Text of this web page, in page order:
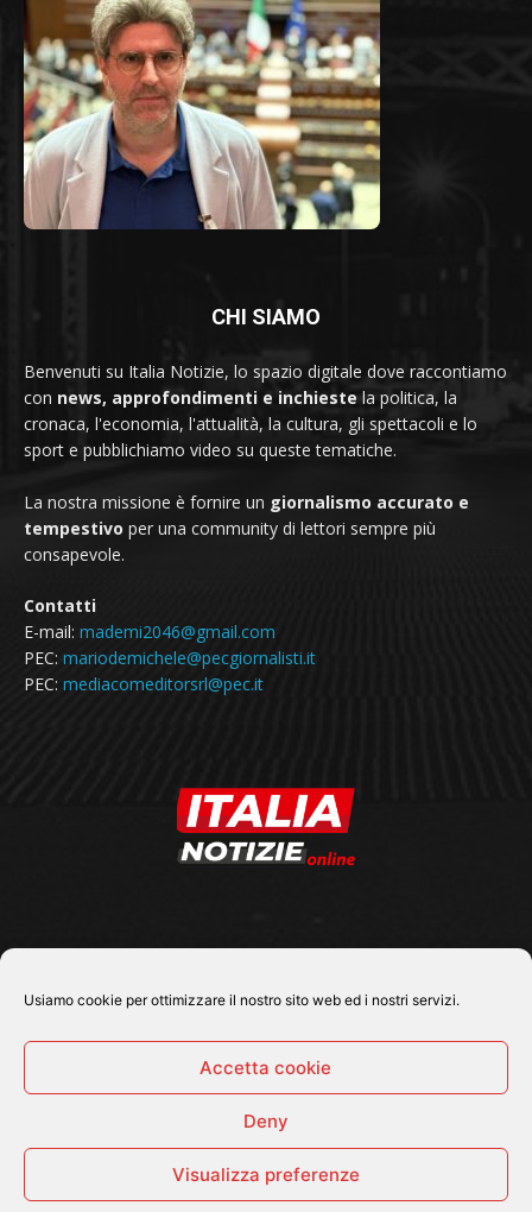
Usiamo cookie per ottimizzare il nostro sito web ed i nostri servizi.
Accetta cookie
Deny
Visualizza preferenze
CHI SIAMO
Benvenuti su Italia Notizie, lo spazio digitale dove raccontiamo
con news, approfondimenti e inchieste la politica, la
cronaca, l'economia, l'attualità, la cultura, gli spettacoli e lo
sport e pubblichiamo video su queste tematiche.
La nostra missione è fornire un giornalismo accurato e
tempestivo per una community di lettori sempre più
consapevole.
Contatti
E-mail: mademi2046@gmail.com
PEC: mariodemichele@pecgiornalisti.it
PEC: mediacomeditorsrl@pec.it
SEGUICI SU
© 2026 Tutti i diritti riservati - Italia Notizie .online |
Cronaca Economia